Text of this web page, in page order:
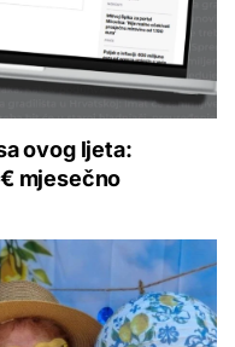
ovog ljeta:
mjesečno